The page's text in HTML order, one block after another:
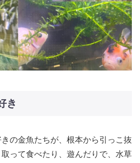
き
の金魚たちが、根本から引っこ抜
って食べたり、遊んだりで、水草